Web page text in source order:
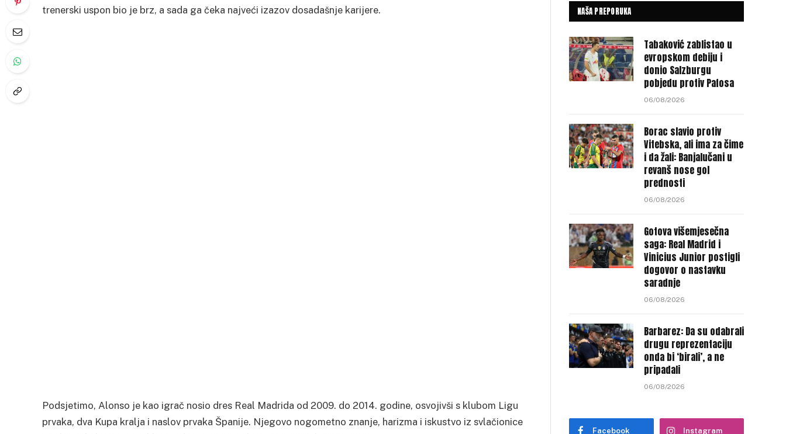
trenerski uspon bio je brz, a sada ga čeka najveći izazov dosadašnje karijere.
Podsjetimo, Alonso je kao igrač nosio dres Real Madrida od 2009. do 2014. godine, osvojivši s klubom Ligu
prvaka, dva Kupa kralja i naslov prvaka Španije. Njegovo nogometno znanje, harizma i iskustvo iz svlačionice
NAŠA PREPORUKA
Tabaković zablistao u
evropskom debiju i
donio Salzburgu
pobjedu protiv Pafosa
06/08/2026
Borac slavio protiv
Vitebska, ali ima za čime
i da žali: Banjalučani u
revanš nose gol
prednosti
06/08/2026
Gotova višemjesečna
saga: Real Madrid i
Vinicius Junior postigli
dogovor o nastavku
saradnje
06/08/2026
Barbarez: Da su odabrali
drugu reprezentaciju
onda bi ‘birali’, a ne
pripadali
06/08/2026
Facebook Instagram